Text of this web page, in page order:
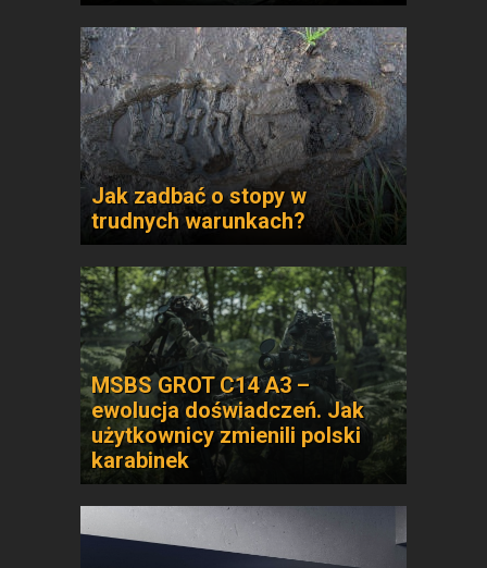
Jak zadbać o stopy w
trudnych warunkach?
MSBS GROT C14 A3 –
ewolucja doświadczeń. Jak
użytkownicy zmienili polski
karabinek